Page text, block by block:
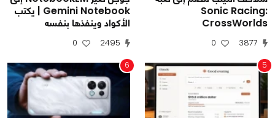
Sonic Racing:
CrossWorlds
3877
0
Gemini Notebook | يكتب
الأكواد وينفذها بنفسه
2495
0
5
6